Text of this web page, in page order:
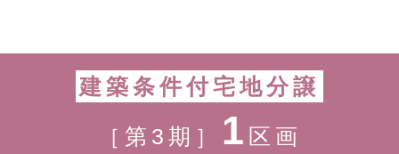
建築条件付宅地分譲
［第3期］ 1 区画